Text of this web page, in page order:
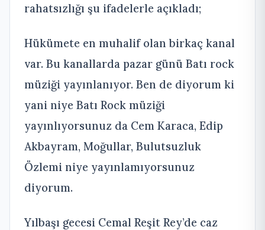
rahatsızlığı şu ifadelerle açıkladı;
Hükümete en muhalif olan birkaç kanal
var. Bu kanallarda pazar günü Batı rock
müziği yayınlanıyor. Ben de diyorum ki
yani niye Batı Rock müziği
yayınlıyorsunuz da Cem Karaca, Edip
Akbayram, Moğullar, Bulutsuzluk
Özlemi niye yayınlamıyorsunuz
diyorum.
Yılbaşı gecesi Cemal Reşit Rey’de caz